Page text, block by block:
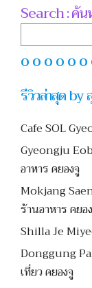
Search : ค้
Search
O O O O O O
รีวิวล่าสุด by
Cafe SOL
Gyeongju
อาหาร คยองจู
Mokjang
ร้านอาหาร คยอ
Shilla Je
Donggung
เที่ยว คยองจู